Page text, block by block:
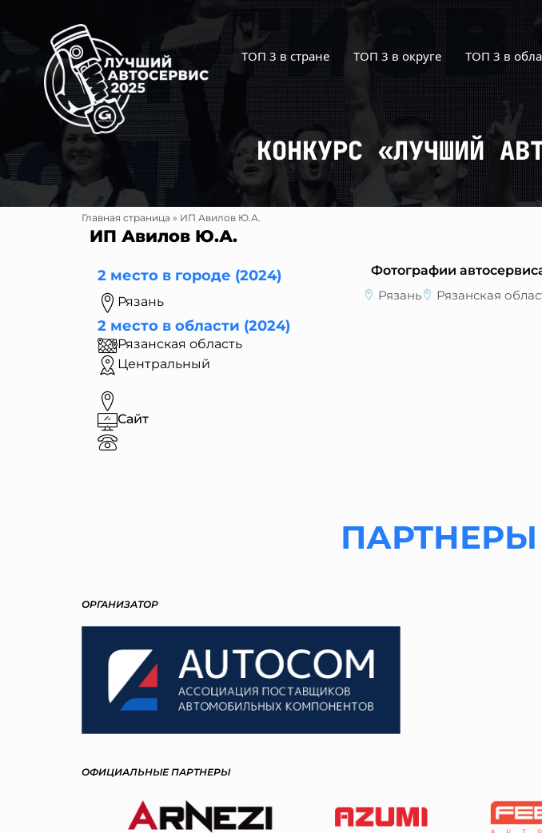
содержимому
ТОП 3 в стране
ТОП 3 в округе ТОП 3 в
КОНКУРС «ЛУЧШИЙ
Главная страница » ИП Авилов Ю.А.
ИП Авилов Ю.А.
2 место в городе (2024)
Рязань
2 место в области (2024)
Рязанская область
Центральный
Сайт
Фотографии
Рязань
Рязанская
ПАРТНЕРЫ
ОРГАНИЗАТОР
ОФИЦИАЛЬНЫЕ ПАРТНЕРЫ